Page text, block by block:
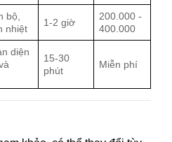
bộ,
nhiệt
1-2 giờ
200.000 -
400.000
diện
15-30
phút
Miễn phí